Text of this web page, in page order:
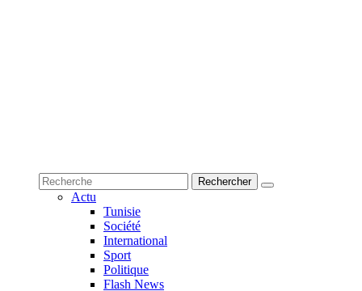
Actu
Tunisie
Société
International
Sport
Politique
Flash News